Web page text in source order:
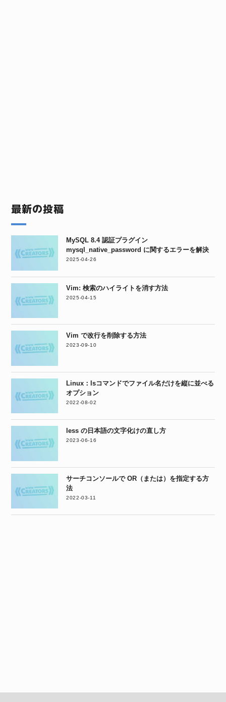
最新の投稿
MySQL 8.4 認証プラグイン
mysql_native_password に関するエラーを解決
2025-04-26
Vim: 検索のハイライトを消す方法
2025-04-15
Vim で改行を削除する方法
2023-09-10
Linux：lsコマンドでファイル名だけを縦に並べる
オプション
2022-08-02
less の日本語の文字化けの直し方
2023-06-16
サーチコンソールで OR（または）を指定する方
法
2022-03-11